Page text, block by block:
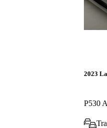
2023
P530